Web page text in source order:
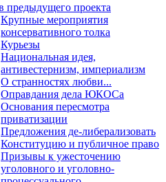
предыдущего проекта
Крупные мероприятия
консервативного толка
Курьезы
Национальная идея,
антивестернизм, империализм
О странностях любви...
Оправдания дела ЮКОСа
Основания пересмотра
приватизации
Предложения де-либерализовать
Конституцию и публичное право
Призывы к ужесточению
уголовного и уголовно-